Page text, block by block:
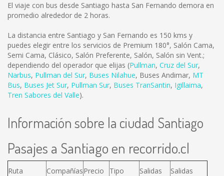
El viaje con bus desde Santiago hasta San Fernando demora en
promedio alrededor de 2 horas.
La distancia entre Santiago y San Fernando es 150 kms y
puedes elegir entre los servicios de Premium 180°, Salón Cama,
Semi Cama, Clásico, Salón Preferente, Salón, Salón sin Vent.;
dependiendo del operador que elijas (Pullman, Cruz del Sur,
Narbus, Pullman del Sur, Buses Nilahue, Buses Andimar, MT
Bus, Buses Jet Sur, Pullman Sur, Buses TranSantin, Igillaima,
Tren Sabores del Valle).
Información sobre la ciudad Santiago
Pasajes a Santiago en recorrido.cl
Ruta CompañíasPrecio Tipo Salidas Salidas